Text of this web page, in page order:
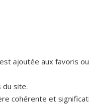
ajoutée aux favoris
du site.
cohérente et